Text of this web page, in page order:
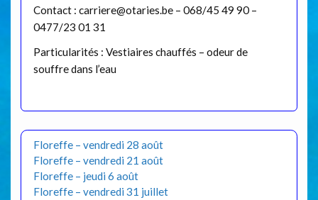
Contact : carriere@otaries.be – 068/45 49 90 –
0477/23 01 31
Particularités : Vestiaires chauffés – odeur de
souffre dans l’eau
Floreffe – vendredi 28 août
Floreffe – vendredi 21 août
Floreffe – jeudi 6 août
Floreffe – vendredi 31 juillet